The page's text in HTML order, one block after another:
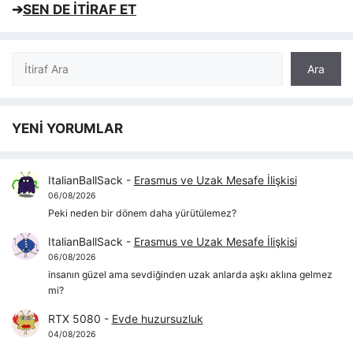
➔SEN DE İTİRAF ET
Ara
Ara
YENİ YORUMLAR
ItalianBallSack - Erasmus ve Uzak Mesafe İlişkisi
06/08/2026
Peki neden bir dönem daha yürütülemez?
ItalianBallSack - Erasmus ve Uzak Mesafe İlişkisi
06/08/2026
insanın güzel ama sevdiğinden uzak anlarda aşkı aklına gelmez
mi?
RTX 5080 - Evde huzursuzluk
04/08/2026